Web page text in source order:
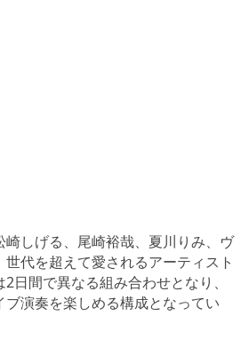
しげる、尾崎裕哉、夏川りみ、ヴ
代を超えて愛されるアーティスト
日間で異なる組み合わせとなり、
演奏を楽しめる構成となってい